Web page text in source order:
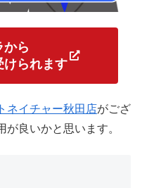
から
けられます
ネイチャー秋田店がござ
良いかと思います。